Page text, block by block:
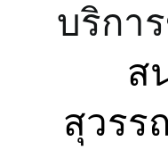
บริกา
ส
สุวร